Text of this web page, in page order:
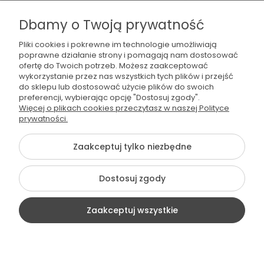
Współpraca
536 042 061
Szablon Flex byEcommercy
Dbamy o Twoją prywatność
Pliki cookies i pokrewne im technologie umożliwiają
poprawne działanie strony i pomagają nam dostosować
ofertę do Twoich potrzeb. Możesz zaakceptować
wykorzystanie przez nas wszystkich tych plików i przejść
do sklepu lub dostosować użycie plików do swoich
preferencji, wybierając opcję "Dostosuj zgody".
Więcej o plikach cookies przeczytasz w naszej Polityce
prywatności.
Zaakceptuj tylko niezbędne
Dostosuj zgody
Zaakceptuj wszystkie